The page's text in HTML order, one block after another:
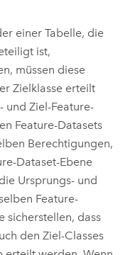
einer Tabelle, die
ist,
müssen diese
Zielklasse erteilt
und Ziel-Feature-
Feature-Datasets
Berechtigungen,
Dataset-Ebene
Ursprungs- und
Feature-
sicherstellen, dass
den Ziel-Classes